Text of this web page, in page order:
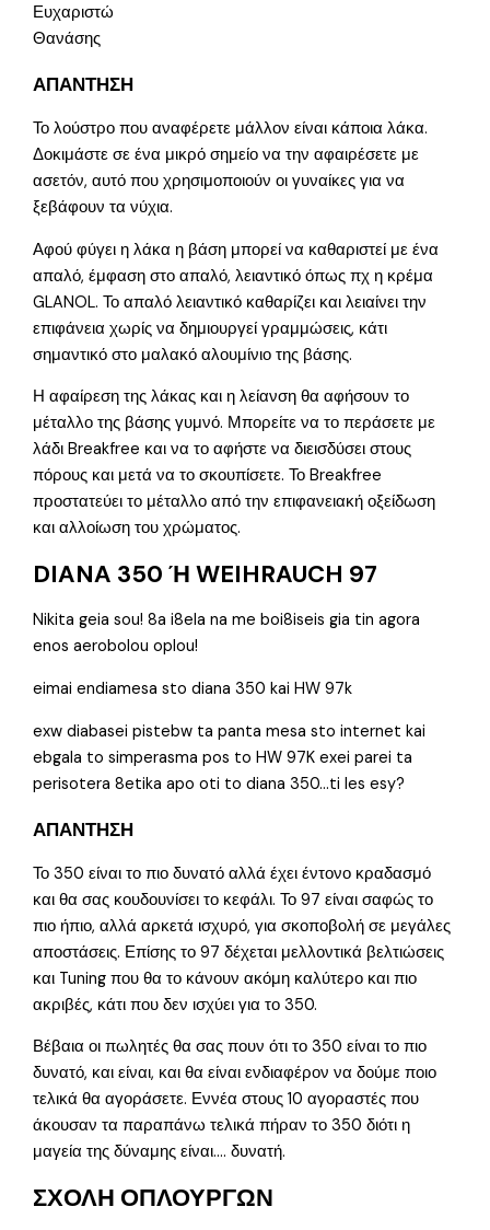
Ευχαριστώ
Θανάσης
ΑΠΑΝΤΗΣΗ
Το λούστρο που αναφέρετε μάλλον είναι κάποια λάκα.
Δοκιμάστε σε ένα μικρό σημείο να την αφαιρέσετε με
ασετόν, αυτό που χρησιμοποιούν οι γυναίκες για να
ξεβάφουν τα νύχια.
Αφού φύγει η λάκα η βάση μπορεί να καθαριστεί με ένα
απαλό, έμφαση στο απαλό, λειαντικό όπως πχ η κρέμα
GLANOL. Το απαλό λειαντικό καθαρίζει και λειαίνει την
επιφάνεια χωρίς να δημιουργεί γραμμώσεις, κάτι
σημαντικό στο μαλακό αλουμίνιο της βάσης.
Η αφαίρεση της λάκας και η λείανση θα αφήσουν το
μέταλλο της βάσης γυμνό. Μπορείτε να το περάσετε με
λάδι Breakfree και να το αφήστε να διεισδύσει στους
πόρους και μετά να το σκουπίσετε. Το Breakfree
προστατεύει το μέταλλο από την επιφανειακή οξείδωση
και αλλοίωση του χρώματος.
DIANA 350 Ή WEIHRAUCH 97
Nikita geia sou! 8a i8ela na me boi8iseis gia tin agora
enos aerobolou oplou!
eimai endiamesa sto diana 350 kai HW 97k
exw diabasei pistebw ta panta mesa sto internet kai
ebgala to simperasma pos to HW 97K exei parei ta
perisotera 8etika apo oti to diana 350…ti les esy?
ΑΠΑΝΤΗΣΗ
Το 350 είναι το πιο δυνατό αλλά έχει έντονο κραδασμό
και θα σας κουδουνίσει το κεφάλι. Το 97 είναι σαφώς το
πιο ήπιο, αλλά αρκετά ισχυρό, για σκοποβολή σε μεγάλες
αποστάσεις. Επίσης το 97 δέχεται μελλοντικά βελτιώσεις
και Tuning που θα το κάνουν ακόμη καλύτερο και πιο
ακριβές, κάτι που δεν ισχύει για το 350.
Βέβαια οι πωλητές θα σας πουν ότι το 350 είναι το πιο
δυνατό, και είναι, και θα είναι ενδιαφέρον να δούμε ποιο
τελικά θα αγοράσετε. Εννέα στους 10 αγοραστές που
άκουσαν τα παραπάνω τελικά πήραν το 350 διότι η
μαγεία της δύναμης είναι…. δυνατή.
ΣΧΟΛΗ ΟΠΛΟΥΡΓΩΝ